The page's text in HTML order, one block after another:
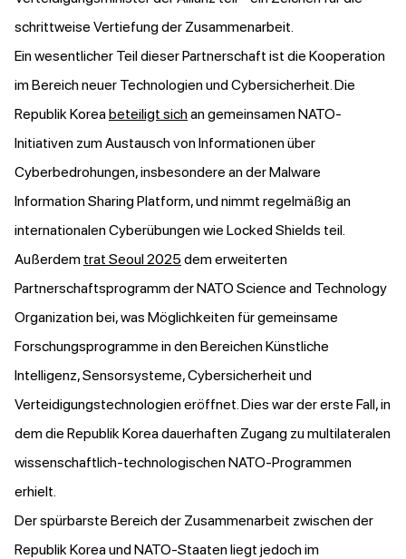
schrittweise Vertiefung der Zusammenarbeit.
Ein wesentlicher Teil dieser Partnerschaft ist die Kooperation
im Bereich neuer Technologien und Cybersicherheit. Die
Republik Koreabeteiligt sichan gemeinsamen NATO-
Initiativen zum Austausch von Informationen über
Cyberbedrohungen, insbesondere an der Malware
Information Sharing Platform, und nimmt regelmäßig an
internationalen Cyberübungen wie Locked Shields teil.
Außerdem trat Seoul 2025 dem erweiterten
Partnerschaftsprogramm der NATO Science and Technology
Organization bei, was Möglichkeiten für gemeinsame
Forschungsprogramme in den Bereichen Künstliche
Intelligenz, Sensorsysteme, Cybersicherheit und
Verteidigungstechnologien eröffnet. Dies war der erste Fall, in
dem die Republik Korea dauerhaften Zugang zu multilateralen
wissenschaftlich-technologischen NATO-Programmen
erhielt.
Der spürbarste Bereich der Zusammenarbeit zwischen der
Republik Korea und NATO-Staaten liegt jedoch im